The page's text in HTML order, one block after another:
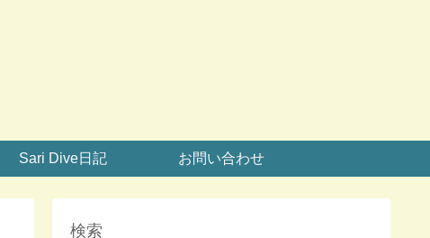
Sari Dive日記 お問い合わせ
検索